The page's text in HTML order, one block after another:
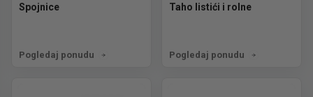
Spojnice
Pogledaj ponudu
Taho listići i rolne
Pogledaj ponudu